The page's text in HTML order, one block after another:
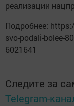
реализации
Подробнее:
svo-podali-bolee-
6021641
Следите за
Telegram-